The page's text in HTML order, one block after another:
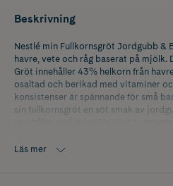
Beskrivning
Nestlé min Fullkornsgröt Jordgubb &
havre, vete och råg baserat på mjölk.
Gröt innehåller 43% helkorn från
osaltad och berikad med vitaminer
konsistenser är spännande för små
sin fullkornsgröt en söt smak av
gröt.
Läs mer